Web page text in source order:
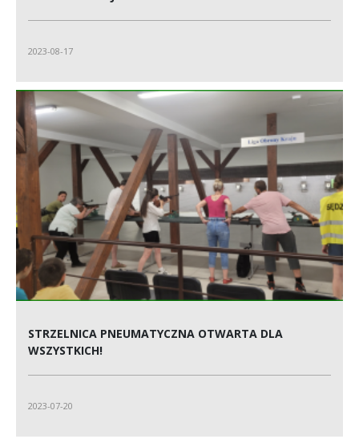
2023-08-17
STRZELNICA PNEUMATYCZNA OTWARTA DLA
WSZYSTKICH!
2023-07-20